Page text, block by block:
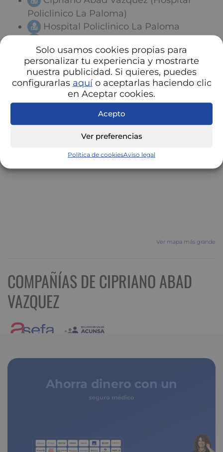
Solo usamos cookies propias para
personalizar tu experiencia y mostrarte
nuestra publicidad. Si quieres, puedes
configurarlas aquío aceptarlas haciendo clic
en Aceptar cookies.
Acepto
Ver preferencias
Política de cookiesAviso legal
Policlinico La Paloma)
Hospital Policlinico La Paloma
Ver mapa más grande
COMPAÑÍAS DE CIPRIANO ABAD
VAZQUEZ
Ahorra dinero con un
seguro médico